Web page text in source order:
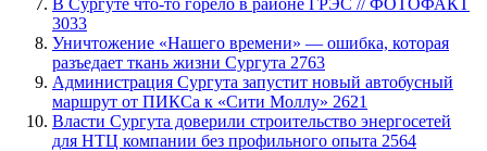
3033
​Уничтожение «Нашего времени» — ошибка, которая
разъедает ткань жизни Сургута 2763
​Администрация Сургута запустит новый автобусный
маршрут от ПИКСа к «Сити Моллу» 2621
Власти Сургута доверили строительство энергосетей
для НТЦ компании без профильного опыта 2564